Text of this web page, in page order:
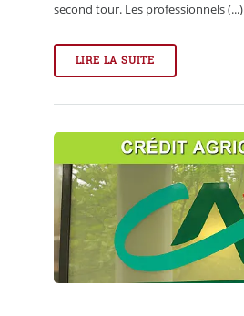
second tour. Les professionnels (...)
LIRE LA SUITE